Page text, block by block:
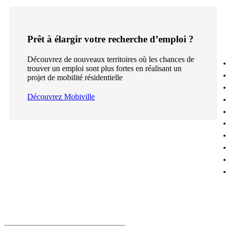
Prêt à élargir votre recherche d’emploi ?
Découvrez de nouveaux territoires où les chances de
trouver un emploi sont plus fortes en réalisant un
projet de mobilité résidentielle
Découvrez Mobiville